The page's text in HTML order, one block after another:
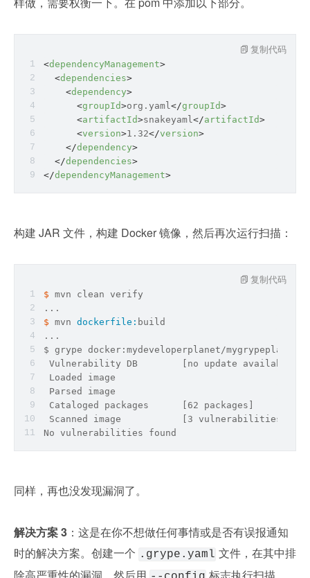
<dependencyManagement>
<dependencies>
<dependency>
<groupId>org.yaml</groupId>
<artifactId>snakeyaml</artifactId>
<version>1.32</version>
</dependency>
</dependencies>
</dependencyManagement>
复制代码
构建 JAR 文件，构建 Docker 镜像，然后再次运行扫描：
$ mvn clean verify
...
$ mvn dockerfile: build
...
$ grype docker:mydeveloperplanet/mygrypeplanet:
Vulnerability DB        [no update available]
Loaded image
Parsed image
Cataloged packages      [62 packages]
Scanned image           [3 vulnerabilities]
No vulnerabilities found
复制代码
同样，再也没发现漏洞了。
解决方案 3 ：这是在你不想做任何事情或是否有误报通知
时的解决方案。创建一个 .grype.yaml 文件，在其中排